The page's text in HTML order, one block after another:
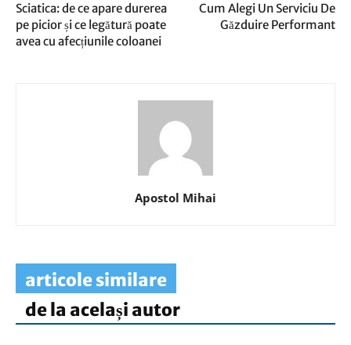
Sciatica: de ce apare durerea
pe picior și ce legătură poate
avea cu afecțiunile coloanei
Cum Alegi Un Serviciu De
Găzduire Performant
Apostol Mihai
articole similare
de la același autor